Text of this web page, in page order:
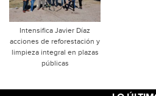
Intensifica Javier Díaz
acciones de reforestación y
limpieza integral en plazas
públicas